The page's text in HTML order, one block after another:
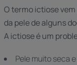
O termo ictiose
da pele de alguns
A ictiose é um
Pele muito seca